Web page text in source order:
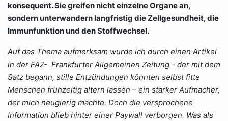
konsequent. Sie greifen nicht einzelne Organe an,
sondern unterwandern langfristig die Zellgesundheit, die
Immunfunktion und den Stoffwechsel.
Auf das Thema aufmerksam wurde ich durch einen Artikel
in der FAZ- Frankfurter Allgemeinen Zeitung - der mit dem
Satz begann, stille Entzündungen könnten selbst fitte
Menschen frühzeitig altern lassen – ein starker Aufmacher,
der mich neugierig machte. Doch die versprochene
Information blieb hinter einer Paywall verborgen. Was als